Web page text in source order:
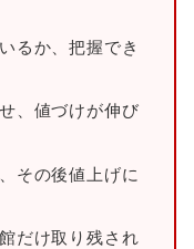
るか、把握でき
、値づけが伸び
その後値上げに
だけ取り残され